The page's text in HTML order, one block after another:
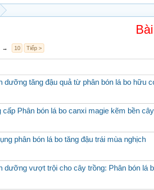
→ 10 Tiếp >
dưỡng tăng đậu quả từ phân bón lá bo hữu
cấp Phân bón lá bo canxi magie kẽm bền cây
phân bón lá bo tăng đậu trái mùa nghịch
dưỡng vượt trội cho cây trồng: Phân bón lá